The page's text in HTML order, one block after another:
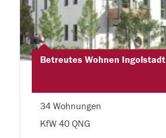
Betreutes Wohnen Ingolstadt
34 Wohnungen
KfW 40 QNG